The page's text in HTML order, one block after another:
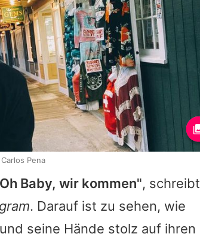
Baby, wir kommen", schreibt
. Darauf ist zu sehen, wie
seine Hände stolz auf ihren
Pena